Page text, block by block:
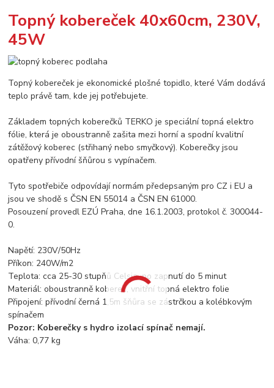
Topný kobereček 40x60cm, 230V,
45W
Topný kobereček je ekonomické plošné topidlo, které Vám dodává
teplo právě tam, kde jej potřebujete.
Základem topných koberečků TERKO je speciální topná elektro
fólie, která je oboustranně zašita mezi horní a spodní kvalitní
zátěžový koberec (střihaný nebo smyčkový). Koberečky jsou
opatřeny přívodní šňůrou s vypínačem.
Tyto spotřebiče odpovídají normám předepsaným pro CZ i EU a
jsou ve shodě s ČSN EN 55014 a ČSN EN 61000.
Posouzení provedl EZÚ Praha, dne 16.1.2003, protokol č. 300044-
0.
Napětí: 230V/50Hz
Příkon: 240W/m2
Teplota: cca 25-30 stupňů Celsia, po zapnutí do 5 minut
Materiál: oboustranně koberec, vnitřní topná elektro folie
Připojení: přívodní černá 1,5m šňůra se zástrčkou a kolébkovým
spínačem
Pozor: Koberečky s hydro izolací spínač nemají.
Váha: 0,77 kg